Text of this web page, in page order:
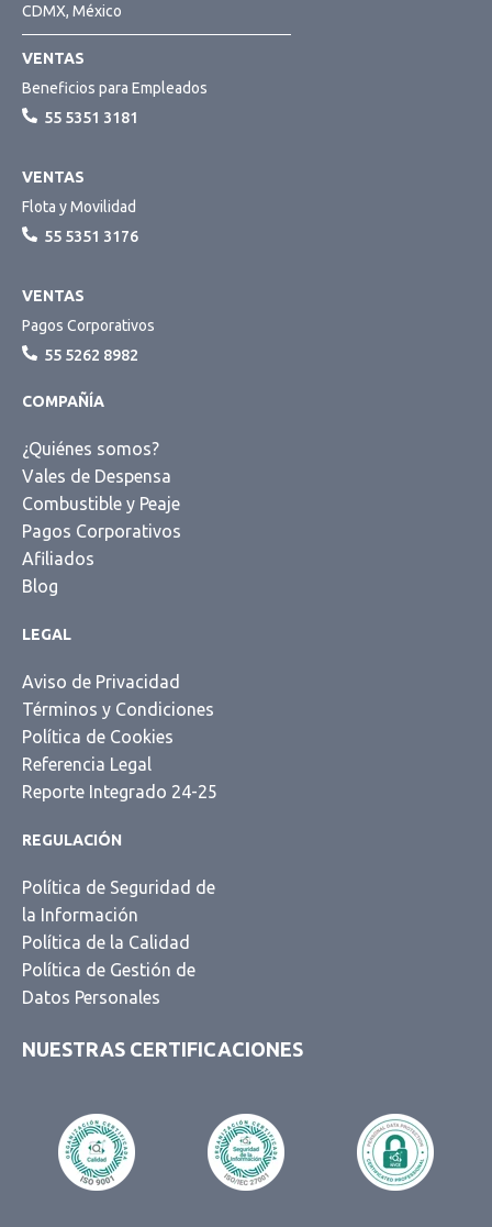
CDMX, México
VENTAS
Beneficios para Empleados
55 5351 3181
VENTAS
Flota y Movilidad
55 5351 3176
VENTAS
Pagos Corporativos
55 5262 8982
COMPAÑÍA
¿Quiénes somos?
Vales de Despensa
Combustible y Peaje
Pagos Corporativos
Afiliados
Blog
LEGAL
Aviso de Privacidad
Términos y Condiciones
Política de Cookies
Referencia Legal
Reporte Integrado 24-25
REGULACIÓN
Política de Seguridad de
la Información
Política de la Calidad
Política de Gestión de
Datos Personales
NUESTRAS CERTIFICACIONES